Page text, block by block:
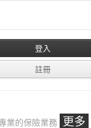
業的保險業務 更多